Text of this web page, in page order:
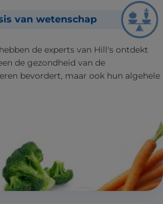
van wetenschap
de experts van Hill's ontdekt
de gezondheid van de
bevordert, maar ook hun algehele